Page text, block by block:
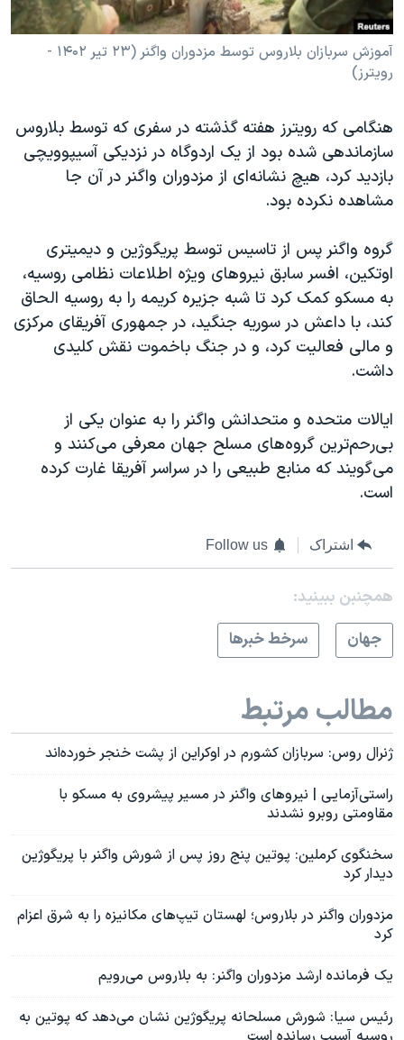
آموزش سربازان بلاروس توسط مزدوران واگنر (۲۳ تیر ۱۴۰۲ -
رویترز)
هنگامی که رویترز هفته گذشته در سفری که توسط بلاروس
سازماندهی شده بود از یک اردوگاه در نزدیکی آسیپوویچی
بازدید کرد، هیچ نشانه‌ای از مزدوران واگنر در آن جا
مشاهده نکرده بود.
گروه واگنر پس از تاسیس توسط پریگوژین و دیمیتری
اوتکین، افسر سابق نیروهای ویژه اطلاعات نظامی روسیه،
به مسکو کمک کرد تا شبه جزیره کریمه را به روسیه الحاق
کند، با داعش در سوریه جنگید، در جمهوری آفریقای مرکزی
و مالی فعالیت کرد، و در جنگ باخموت نقش کلیدی
داشت.
ایالات متحده و متحدانش واگنر را به عنوان یکی از
بی‌رحم‌ترین گروه‌های مسلح جهان معرفی می‌کنند و
می‌گویند که منابع طبیعی را در سراسر آفریقا غارت کرده
است.
اشتراک Follow us
همچنبن ببینید:
جهان
سرخط خبرها
مطالب مرتبط
ژنرال روس: سربازان کشورم در اوکراین از پشت خنجر خورده‌اند
راستی‌آزمایی | نیروهای واگنر در مسیر پیشروی به مسکو با
مقاومتی روبرو نشدند
سخنگوی کرملین: پوتین پنج روز پس از شورش واگنر با پریگوژین
دیدار کرد
مزدوران واگنر در بلاروس؛ لهستان تیپ‌های مکانیزه را به شرق اعزام
کرد
یک فرمانده ارشد مزدوران واگنر: به بلاروس می‌رویم
رئیس سیا: شورش مسلحانه پریگوژین نشان می‌دهد که پوتین به